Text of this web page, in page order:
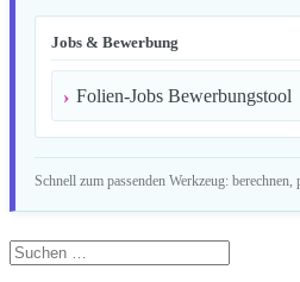
Jobs & Bewerbung
Folien-Jobs Bewerbungstool
Schnell zum passenden Werkzeug: berechnen,
Suchen
nach: